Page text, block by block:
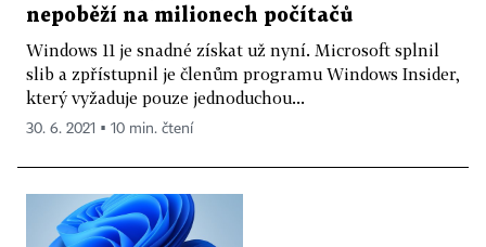
nepoběží na milionech počítačů
Windows 11 je snadné získat už nyní. Microsoft splnil
slib a zpřístupnil je členům programu Windows Insider,
který vyžaduje pouze jednoduchou...
30. 6. 2021 ▪ 10 min. čtení